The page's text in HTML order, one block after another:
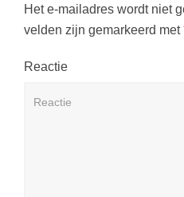
Het e-mailadres wordt niet
velden zijn gemarkeerd met
Reactie